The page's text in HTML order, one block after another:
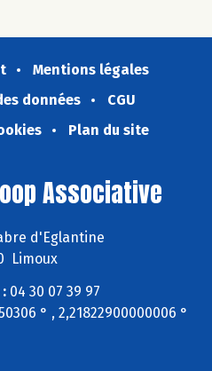
Mentions légales
données
CGU
Plan du site
Associative
d'Eglantine
Limoux
04 30 07 39 97
° , 2,21822900000006 °